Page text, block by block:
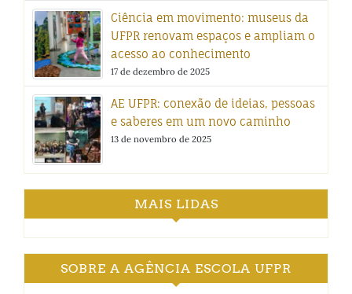
Ciência em movimento: museus da
UFPR renovam espaços e ampliam o
acesso ao conhecimento
17 de dezembro de 2025
AE UFPR: conexão de ideias, pessoas
e saberes em um novo caminho
13 de novembro de 2025
MAIS LIDAS
SOBRE A AGÊNCIA ESCOLA UFPR